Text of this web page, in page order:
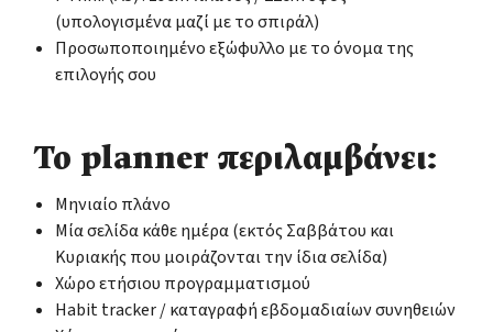
(υπολογισμένα μαζί με το σπιράλ)
Προσωποποιημένο εξώφυλλο με το όνομα της
επιλογής σου
Το planner περιλαμβάνει:
Μηνιαίο πλάνο
Μία σελίδα κάθε ημέρα (εκτός Σαββάτου και
Κυριακής που μοιράζονται την ίδια σελίδα)
Χώρο ετήσιου προγραμματισμού
Habit tracker / καταγραφή εβδομαδιαίων συνηθειών